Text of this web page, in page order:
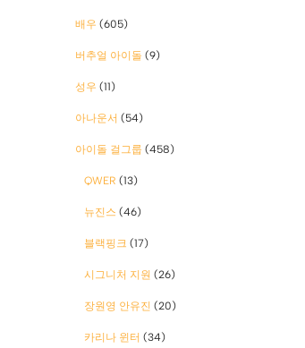
배우 (605)
버추얼 아이돌 (9)
성우 (11)
아나운서 (54)
아이돌 걸그룹 (458)
QWER (13)
뉴진스 (46)
블랙핑크 (17)
시그니처 지원 (26)
장원영 안유진 (20)
카리나 윈터 (34)